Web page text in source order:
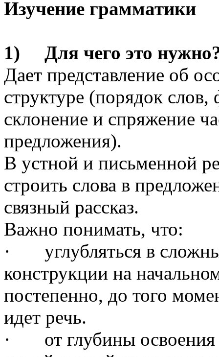
Изучение грамматики
1) Для чего это
Дает представление об
структуре (порядок
склонение и спряжение
предложения).
В устной и письменной
строить слова в
связный рассказ.
Важно понимать, что:
· углубляться в
конструкции на
постепенно, до того
идет речь.
· от глубины освоения